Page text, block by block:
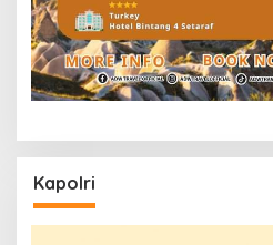
Kapolri